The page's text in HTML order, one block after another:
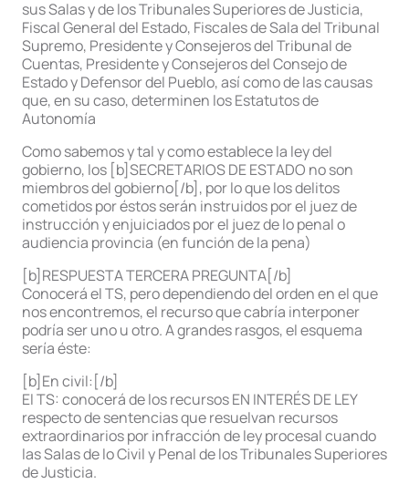
sus Salas y de los Tribunales Superiores de Justicia,
Fiscal General del Estado, Fiscales de Sala del Tribunal
Supremo, Presidente y Consejeros del Tribunal de
Cuentas, Presidente y Consejeros del Consejo de
Estado y Defensor del Pueblo, así como de las causas
que, en su caso, determinen los Estatutos de
Autonomía
Como sabemos y tal y como establece la ley del
gobierno, los [b]SECRETARIOS DE ESTADO no son
miembros del gobierno[/b], por lo que los delitos
cometidos por éstos serán instruidos por el juez de
instrucción y enjuiciados por el juez de lo penal o
audiencia provincia (en función de la pena)
[b]RESPUESTA TERCERA PREGUNTA[/b]
Conocerá el TS, pero dependiendo del orden en el que
nos encontremos, el recurso que cabría interponer
podría ser uno u otro. A grandes rasgos, el esquema
sería éste:
[b]En civil:[/b]
El TS: conocerá de los recursos EN INTERÉS DE LEY
respecto de sentencias que resuelvan recursos
extraordinarios por infracción de ley procesal cuando
las Salas de lo Civil y Penal de los Tribunales Superiores
de Justicia.